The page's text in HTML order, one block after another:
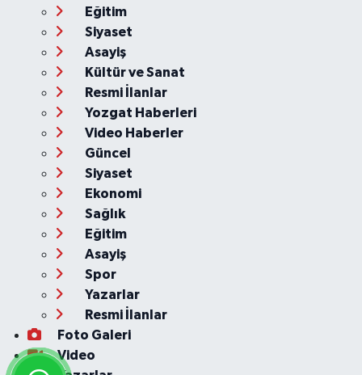
Eğitim
Siyaset
Asayiş
Kültür ve Sanat
Resmi İlanlar
Yozgat Haberleri
Video Haberler
Güncel
Siyaset
Ekonomi
Sağlık
Eğitim
Asayiş
Spor
Yazarlar
Resmi İlanlar
Foto Galeri
Video